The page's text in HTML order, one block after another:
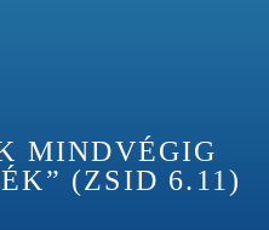
MINDVÉGIG
(ZSID 6.11)